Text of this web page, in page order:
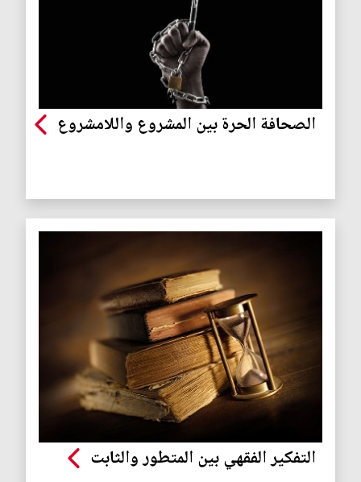
الصحافة الحرة بين المشروع واللامشروع
التفكير الفقهي بين المتطور والثابت